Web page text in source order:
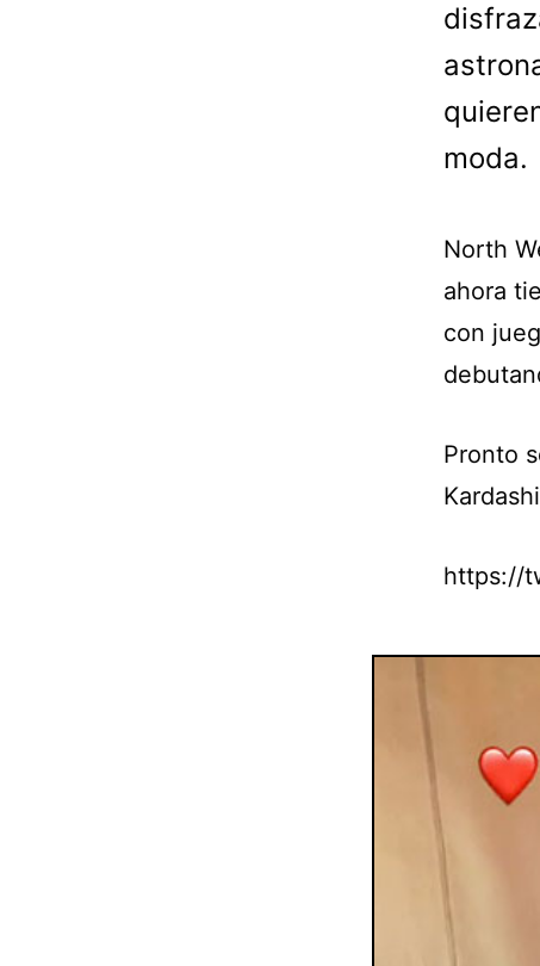
moda.
North
ahora
con
Pronto
https://